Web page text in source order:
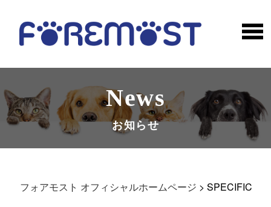
News
お知らせ
フォアモスト オフィシャルホームページ >SPECIFIC